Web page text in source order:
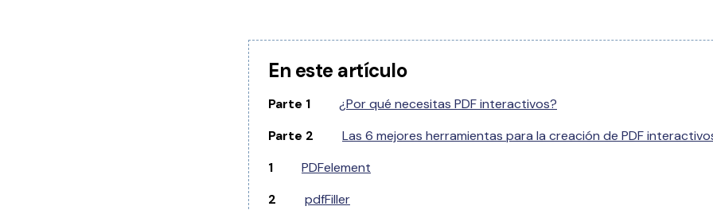
En este artículo
Parte 1
¿Por qué necesitas PDF interactivos?
Parte 2
Las 6 mejores herramientas para la creación de PDF
1
PDFelement
2
pdfFiller